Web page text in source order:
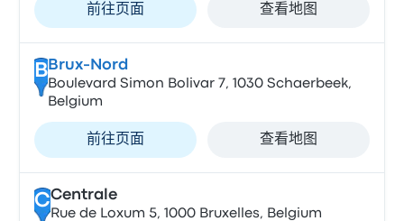
前往页面 查看地图
B Brux-Nord
Boulevard Simon Bolivar 7, 1030 Schaerbeek,
Belgium
前往页面 查看地图
CCentrale
Rue de Loxum 5, 1000 Bruxelles, Belgium